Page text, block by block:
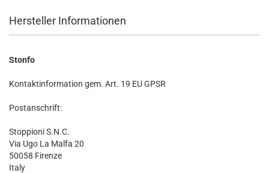
Hersteller Informationen
Stonfo
Kontaktinformation gem. Art. 19 EU GPSR
Postanschrift:
Stoppioni S.N.C.
Via Ugo La Malfa 20
50058 Firenze
Italy